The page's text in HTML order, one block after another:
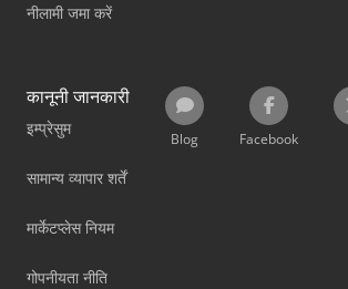
नीलामी जमा करें
कानूनी जानकारी
इम्प्रेसुम
सामान्य व्यापार शर्तें
मार्केटप्लेस नियम
गोपनीयता नीति
Blog Facebook